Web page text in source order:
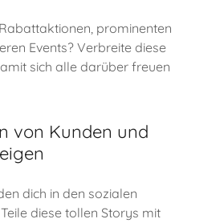
prominenten
Events? Verbreite diese
sich alle darüber freuen
von Kunden und
dich in den sozialen
diese tollen Storys mit